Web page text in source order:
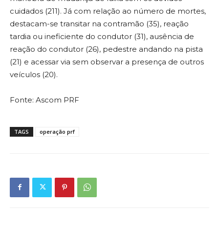
cuidados (211). Já com relação ao número de mortes,
destacam-se transitar na contramão (35), reação
tardia ou ineficiente do condutor (31), ausência de
reação do condutor (26), pedestre andando na pista
(21) e acessar via sem observar a presença de outros
veículos (20).
Fonte: Ascom PRF
TAGS operação prf